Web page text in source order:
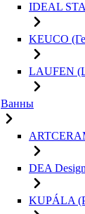
IDEAL
KEUCO
LAUFEN
Ванны
DEA
KUPÁLA